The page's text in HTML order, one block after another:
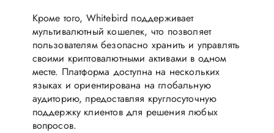
Кроме того, Whitebird поддерживает
мультивалютный кошелек, что позволяет
пользователям безопасно хранить и управлять
своими криптовалютными активами в одном
месте. Платформа доступна на нескольких
языках и ориентирована на глобальную
аудиторию, предоставляя круглосуточную
поддержку клиентов для решения любых
вопросов.